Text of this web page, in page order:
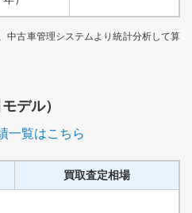
中古車管理システムより統計分析して算
モデル）
一覧はこちら
買取査定相場